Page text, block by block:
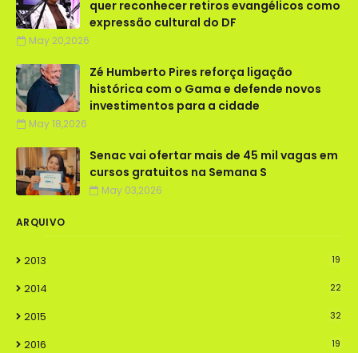
quer reconhecer retiros evangélicos como
expressão cultural do DF
May 20,2026
Zé Humberto Pires reforça ligação
histórica com o Gama e defende novos
investimentos para a cidade
May 18,2026
Senac vai ofertar mais de 45 mil vagas em
cursos gratuitos na Semana S
May 03,2026
ARQUIVO
2013 19
2014 22
2015 32
2016 19